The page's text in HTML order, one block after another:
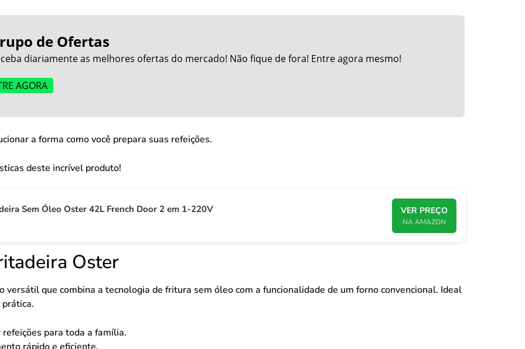
de Ofertas
diariamente as melhores ofertas do mercado! Não fique de fora! Entre agora mesmo!
AGORA
a forma como você prepara suas refeições.
deste incrível produto!
Sem Óleo Oster 42L French Door 2 em 1-220V VER PREÇO
NA AMAZON
Oster
que combina a tecnologia de fritura sem óleo com a funcionalidade de um forno convencional. Ideal
para toda a família.